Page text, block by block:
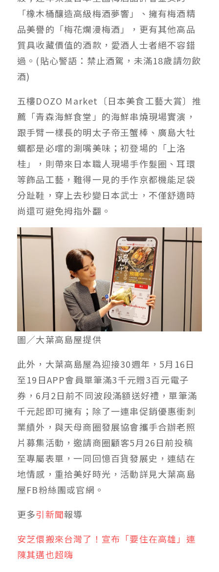
「橡木桶釀造高級梅酒夢響」、擁有梅酒精
品美譽的「梅花爛漫梅酒」，更有其他高品
質具收藏價值的酒款，愛酒人士者絕不容錯
過。(貼心警語：禁止酒駕，未滿18歲請勿飲
酒)
五樓DOZO Market〔日本美食工藝大賞〕推
薦「青森海鮮食堂」的海鮮串燒現場實演，
跟手臂一樣長的明太子帝王蟹棒、廣島大牡
蠣都是必嚐的涮嘴美味；初登場的「上洛
桂」，則帶來日本職人現場手作髮圈、耳環
等飾品工藝，難得一見的手作京都機能足袋
分趾鞋，穿上去秒變日本武士，不僅舒適時
尚還可避免拇指外翻。
圖／大葉高島屋提供
此外，大葉高島屋為迎接30週年，5月16日
至19日APP會員單筆滿3千元贈3百元電子
券，6月2日前不同波段滿額送好禮，單筆滿
千元起即可擁有；除了一連串促銷優惠衝刺
業績外，與天母商圈發展協會攜手合辦老照
片募集活動，邀請商圈顧客5月26日前投稿
至專屬表單，一同回憶百貨發展史，連結在
地情感，重拾美好時光，活動詳見大葉高島
屋FB粉絲團或官網。
更多引新聞報導
安芝儇搬來台灣了！宣布「要住在高雄」連
陳其邁也超嗨